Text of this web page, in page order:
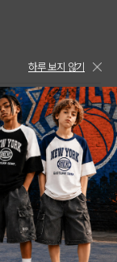
하루 보지 않기